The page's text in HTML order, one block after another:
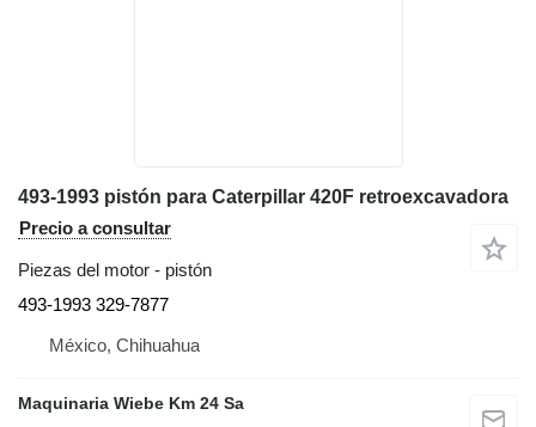
493-1993 pistón para Caterpillar 420F retroexcavadora
Precio a consultar
Piezas del motor - pistón
493-1993 329-7877
México, Chihuahua
Maquinaria Wiebe Km 24 Sa